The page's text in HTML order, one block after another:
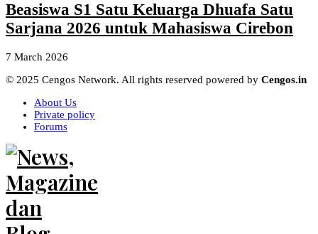
Beasiswa S1 Satu Keluarga Dhuafa Satu
Sarjana 2026 untuk Mahasiswa Cirebon
7 March 2026
© 2025 Cengos Network. All rights reserved powered by Cengos.in
About Us
Private policy
Forums